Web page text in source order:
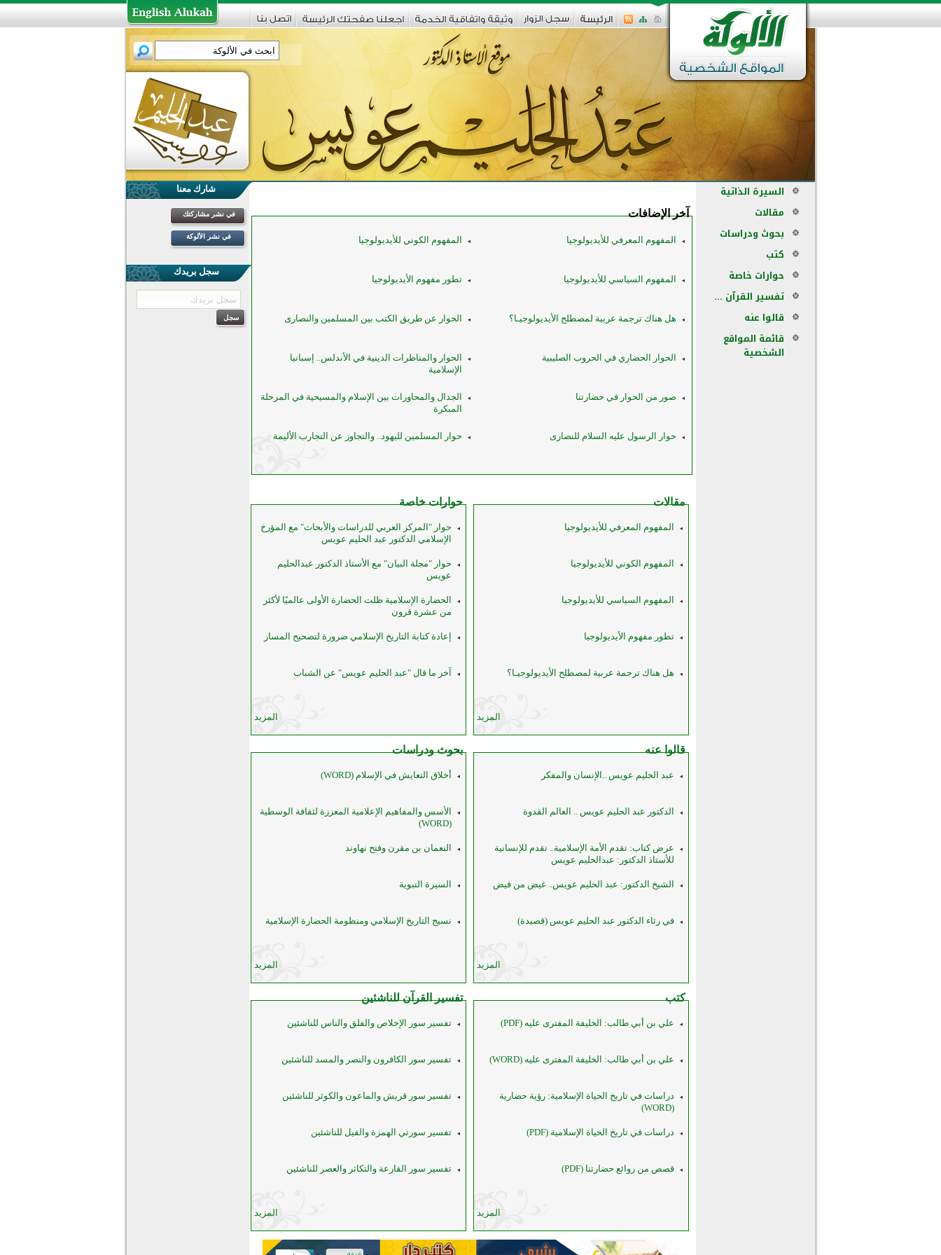
آخر الإضافات
المفهوم المعرفي للأيديولوجيا المفهوم الكوني للأيديولوجيا
المفهوم السياسي للأيديولوجيا تطور مفهوم الأيديولوجيا
هل هناك ترجمة عربية لمصطلح الأيديولوجيـا؟ الحوار عن طريق الكتب بين المسلمين والنصارى
الحوار الحضاري في الحروب الصليبية
الحوار والمناظرات الدينية في الأندلس.. إسبانيا
الإسلامية
صور من الحوار في حضارتنا
الجدال والمحاورات بين الإسلام والمسيحية في المرحلة
المبكرة
حوار الرسول عليه السلام للنصارى حوار المسلمين لليهود.. والتجاوز عن التجارب الأليمة
مقالات
المفهوم المعرفي للأيديولوجيا
المفهوم الكوني للأيديولوجيا
المفهوم السياسي للأيديولوجيا
تطور مفهوم الأيديولوجيا
هل هناك ترجمة عربية لمصطلح الأيديولوجيـا؟
المزيد
حوارات خاصة
حوار "المركز العربي للدراسات والأبحاث" مع المؤرخ
الإسلامي الدكتور عبد الحليم عويس
حوار "مجلة البيان" مع الأستاذ الدكتور عبدالحليم
عويس
الحضارة الإسلامية ظلت الحضارة الأولى عالميًا لأكثر
من عشرة قرون
إعادة كتابة التاريخ الإسلامي ضرورة لتصحيح المسار
آخر ما قال "عبد الحليم عويس" عن الشباب
المزيد
قالوا عنه
عبد الحليم عويس ..الإنسان والمفكر
الدكتور عبد الحليم عويس .. العالم القدوة
عرض كتاب: تقدم الأمة الإسلامية‏..‏ تقدم للإنسانية
للأستاذ الدكتور: ‏عبدالحليم عويس
الشيخ الدكتور: عبد الحليم عويس.. غيض من فيض
في رثاء الدكتور عبد الحليم عويس (قصيدة)
المزيد
بحوث ودراسات
أخلاق التعايش في الإسلام (WORD)
الأسس والمفاهيم الإعلامية المعززة لثقافة الوسطية
(WORD)
النعمان بن مقرن وفتح نهاوند
السيرة النبوية
نسيج التاريخ الإسلامي ومنظومة الحضارة الإسلامية
المزيد
كتب
علي بن أبي طالب: الخليفة المفترى عليه (PDF)
علي بن أبي طالب: الخليفة المفترى عليه (WORD)
دراسات في تاريخ الحياة الإسلامية: رؤية حضارية
(WORD)
دراسات في تاريخ الحياة الإسلامية (PDF)
قصص من روائع حضارتنا (PDF)
المزيد
تفسير القرآن للناشئين
تفسير سور الإخلاص والفلق والناس للناشئين
تفسير سور الكافرون والنصر والمسد للناشئين
تفسير سور قريش والماعون والكوثر للناشئين
تفسير سورتي الهمزة والفيل للناشئين
تفسير سور القارعة والتكاثر والعصر للناشئين
المزيد
شارك معنا
في نشر مشاركتك
في نشر الألوكة
سجل بريدك
السيرة الذاتية
مقالات
بحوث ودراسات
كتب
حوارات خاصة
تفسير القرآن ...
قالوا عنه
قائمة المواقع
الشخصية